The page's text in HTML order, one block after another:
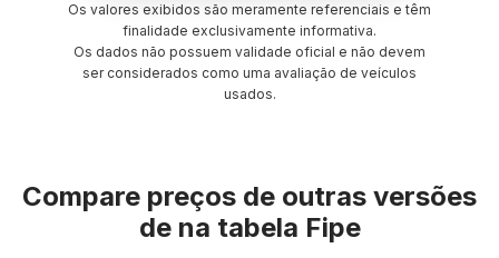
Os valores exibidos são meramente referenciais e têm
finalidade exclusivamente informativa.
Os dados não possuem validade oficial e não devem
ser considerados como uma avaliação de veículos
usados.
Compare preços de outras versões
de na tabela Fipe